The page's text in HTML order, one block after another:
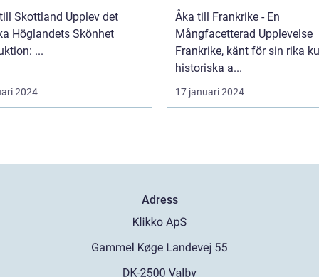
Upplev det
Höglandets Skönhet
Introduktion: ...
2024
Åka till Frankrike - En
Mångfacetterad Upplevelse
Frankrike, känt för sin rika
historiska a...
17 januari 2024
Adress